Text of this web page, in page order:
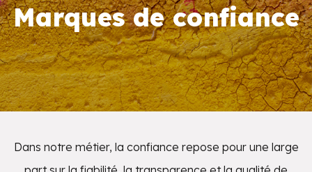
Marques de confiance
Dans notre métier, la confiance repose pour une large